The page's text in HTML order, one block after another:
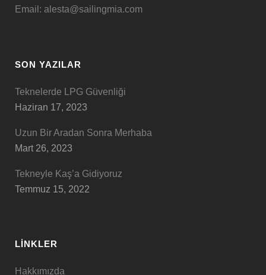
Email: alesta@sailingmia.com
SON YAZILAR
Teknelerde LPG Güvenliği
Haziran 17, 2023
Uzun Bir Aradan Sonra Merhaba
Mart 26, 2023
Tekneyle Kaş’a Gidiyoruz
Temmuz 15, 2022
LINKLER
Hakkımızda